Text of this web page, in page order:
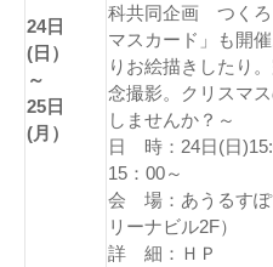
24日
(日）
～
25日
(月）
科共同企画 つくろ
マスカード」も開
りお絵描きしたり
念撮影。クリスマ
しませんか？～
日 時：24日(日
15：00～
会 場：あうるす
リーナビル2F）
詳 細：ＨＰ